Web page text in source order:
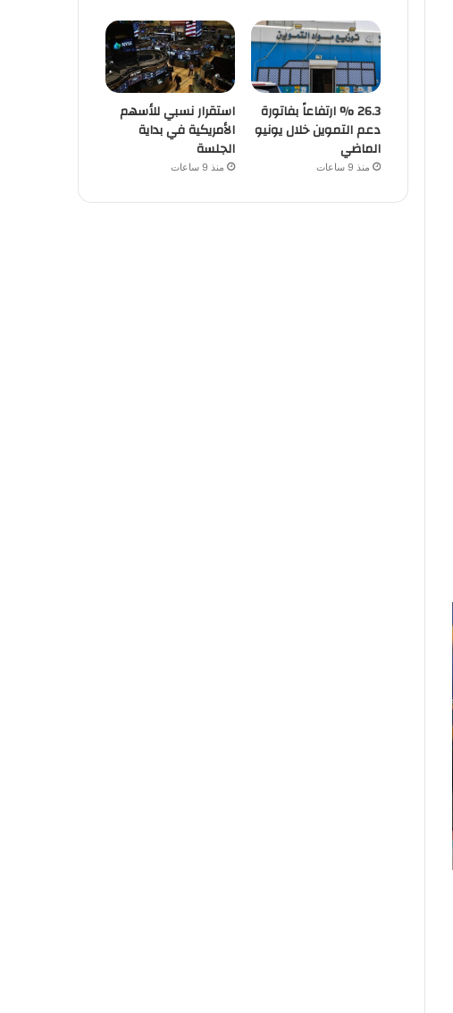
26.3 % ارتفاعاً بفاتورة
دعم التموين خلال يونيو
الماضي
منذ 9 ساعات
استقرار نسبي للأسهم
الأمريكية في بداية
الجلسة
منذ 9 ساعات